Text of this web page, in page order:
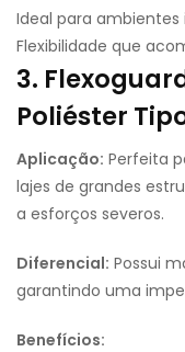
Ideal para ambientes
Flexibilidade que
3.
Poliéster
Aplicação: Perfeita
lajes de grandes
a esforços severos.
Diferencial: Possui
garantindo uma
Benefícios: